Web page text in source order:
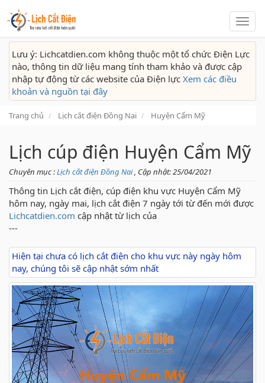
Lịch
cắt
Lưu ý: Lichcatdien.com không thuộc một tổ chức Điện Lực
nào, thông tin dữ liệu mang tính tham khảo và được cập
nhập tự động từ các website của Điện lực Xem các điều
khoản và nguồn tại đây
Trang chủ Lịch cắt điện Đồng Nai Huyện Cẩm Mỹ
Lịch cúp điện Huyện Cẩm Mỹ
Chuyên mục :Lịch cắt điện Đồng Nai, Cập nhật: 25/04/2021
Thông tin Lịch cắt điện, cúp điện khu vực Huyện Cẩm Mỹ
hôm nay, ngày mai, lịch cắt điện 7 ngày tới từ đến mới được
Lichcatdien.com cập nhật từ lịch của
---
Hiện tại chưa có lịch cắt điện cho khu vực này ngày hôm
nay, chúng tôi sẽ cập nhật sớm nhất